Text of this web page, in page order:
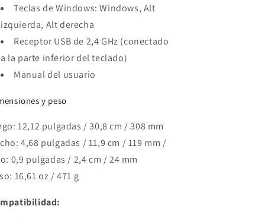
Teclas de Windows: Windows, Alt
izquierda, Alt derecha
Receptor USB de 2,4 GHz (conectado
a la parte inferior del teclado)
Manual del usuario
y peso
12,12 pulgadas / 30,8 cm / 308 mm
4,68 pulgadas / 11,9 cm / 119 mm /
0,9 pulgadas / 2,4 cm / 24 mm
16,61 oz / 471 g